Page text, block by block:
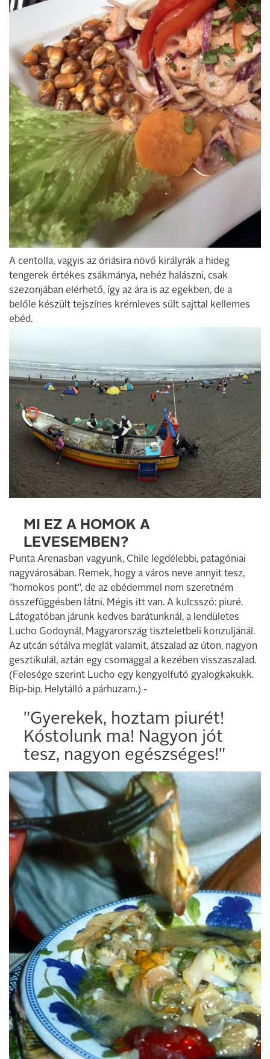
A centolla, vagyis az óriásira növő királyrák a hideg
tengerek értékes zsákmánya, nehéz halászni, csak
szezonjában elérhető, így az ára is az egekben, de a
belőle készült tejszínes krémleves sült sajttal kellemes
ebéd.
MI EZ A HOMOK A
LEVESEMBEN?
Punta Arenasban vagyunk, Chile legdélebbi, patagóniai
nagyvárosában. Remek, hogy a város neve annyit tesz,
"homokos pont", de az ebédemmel nem szeretném
összefüggésben látni. Mégis itt van. A kulcsszó: piuré.
Látogatóban járunk kedves barátunknál, a lendületes
Lucho Godoynál, Magyarország tiszteletbeli konzuljánál.
Az utcán sétálva meglát valamit, átszalad az úton, nagyon
gesztikulál, aztán egy csomaggal a kezében visszaszalad.
(Felesége szerint Lucho egy kengyelfutó gyalogkakukk.
Bip-bip. Helytálló a párhuzam.) -
"Gyerekek, hoztam piurét!
Kóstolunk ma! Nagyon jót
tesz, nagyon egészséges!"